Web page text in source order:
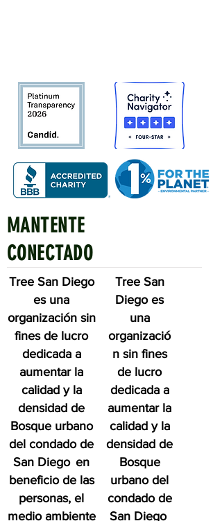
MANTENTE
CONECTADO
Tree San Diego
es una
organización sin
fines de lucro
dedicada a
aumentar la
calidad y la
densidad de
Bosque urbano
del condado de
San Diego en
beneficio de las
personas, el
medio ambiente
Tree San
Diego es
una
organizació
n sin fines
de lucro
dedicada a
aumentar la
calidad y la
densidad de
Bosque
urbano del
condado de
San Diego